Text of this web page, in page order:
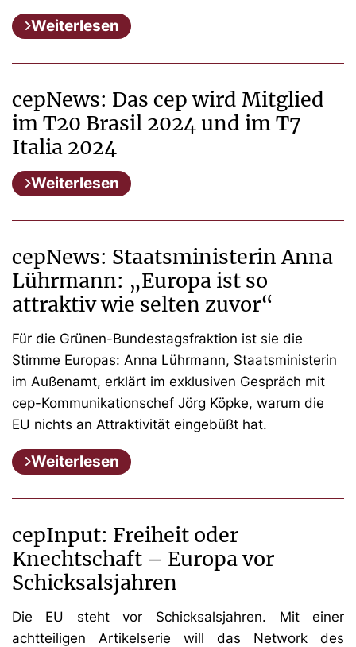
Weiterlesen
cepNews: Das cep wird Mitglied
im T20 Brasil 2024 und im T7
Italia 2024
Weiterlesen
cepNews: Staatsministerin Anna
Lührmann: „Europa ist so
attraktiv wie selten zuvor“
Für die Grünen-Bundestagsfraktion ist sie die
Stimme Europas: Anna Lührmann, Staatsministerin
im Außenamt, erklärt im exklusiven Gespräch mit
cep-Kommunikationschef Jörg Köpke, warum die
EU nichts an Attraktivität eingebüßt hat.
Weiterlesen
cepInput: Freiheit oder
Knechtschaft – Europa vor
Schicksalsjahren
Die EU steht vor Schicksalsjahren. Mit einer
achtteiligen Artikelserie will das Network des